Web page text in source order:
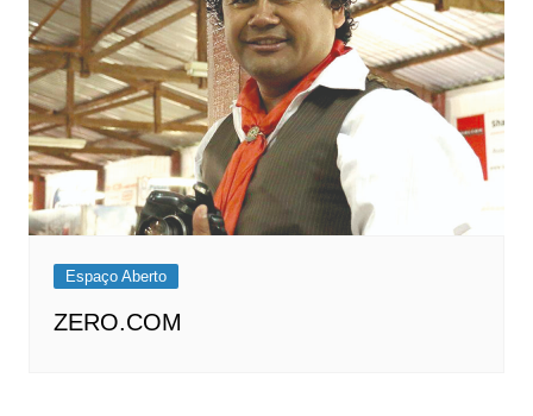
Espaço Aberto
ZERO.COM